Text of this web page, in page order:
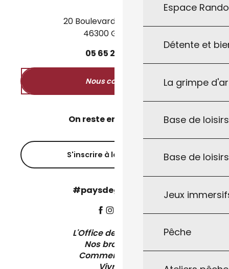
Espace
Détente et
La grimpe
Base de
Base de
Jeux
Pêche
20 Boulevard des Martyrs
46300 Gourdon
05 65 27
Nous contacter
On reste en contact ?
S'inscrire à la newsletter
#paysdegourdon !
L'Office de Tourisme
Nos brochures
Comment venir ?